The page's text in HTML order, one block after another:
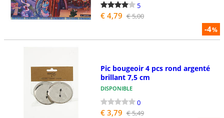
-4%
5
€ 4,79 € 5,00
Pic bougeoir 4 pcs rond argenté
brillant 7,5 cm
DISPONIBLE
0
€ 3,79 € 5,49